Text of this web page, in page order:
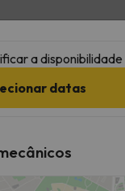
a disponibilidade
datas